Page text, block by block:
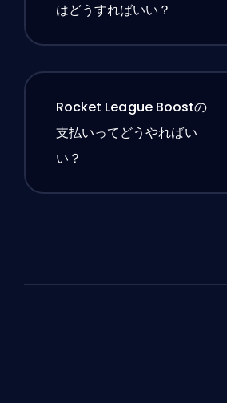
はどうすればいい？
Rocket League Boostの
支払いってどうやればい
い？